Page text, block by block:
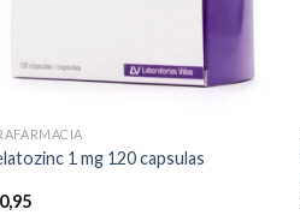
1 mg 120 capsulas